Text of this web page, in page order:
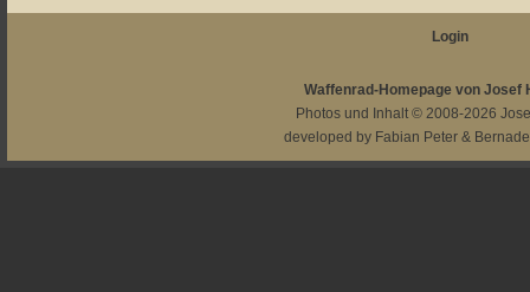
Login
Waffenrad-Homepage von Josef
Photos und Inhalt © 2008-2026
developed by Fabian Peter &